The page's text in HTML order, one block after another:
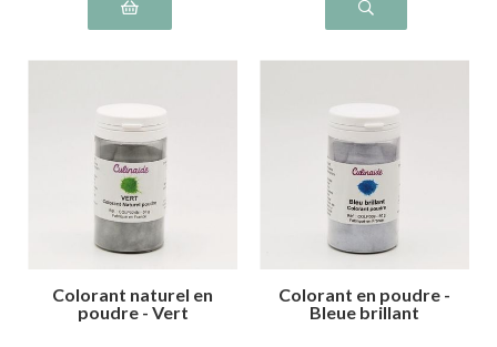
Colorant naturel en
poudre - Vert
Colorant en poudre -
Bleue brillant